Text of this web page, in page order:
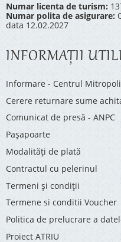
Numar licenta de turism:
Numar polita de asigurare:
data 12.02.2027
INFORMAŢII
Informare - Centrul
Cerere returnare sume
Comunicat de presă - ANPC
Pașapoarte
Modalități de plată
Contractul cu pelerinul
Termeni și condiții
Termene si conditii Voucher
Politica de prelucrare a
Proiect ATRIU